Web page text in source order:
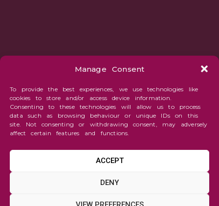
Manage Consent
To provide the best experiences, we use technologies like
cookies to store and/or access device information.
Consenting to these technologies will allow us to process
data such as browsing behaviour or unique IDs on this
site. Not consenting or withdrawing consent, may adversely
affect certain features and functions.
ACCEPT
DENYDrawing/Illustration
"Apollinaire